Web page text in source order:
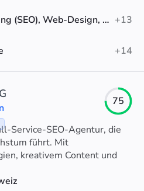
Suchmaschinenoptimierung (SEO), Web-Design, Webentwicklung +13
+14
75
Service-SEO-Agentur, die
führt. Mit
kreativem Content und
wir Sichtbarkeit und